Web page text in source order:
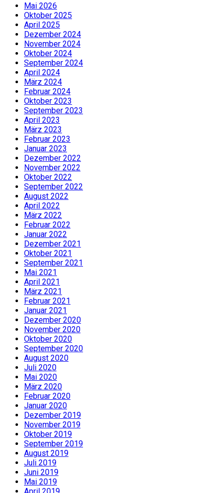
Mai 2026
Oktober 2025
April 2025
Dezember 2024
November 2024
Oktober 2024
September 2024
April 2024
März 2024
Februar 2024
Oktober 2023
September 2023
April 2023
März 2023
Februar 2023
Januar 2023
Dezember 2022
November 2022
Oktober 2022
September 2022
August 2022
April 2022
März 2022
Februar 2022
Januar 2022
Dezember 2021
Oktober 2021
September 2021
Mai 2021
April 2021
März 2021
Februar 2021
Januar 2021
Dezember 2020
November 2020
Oktober 2020
September 2020
August 2020
Juli 2020
Mai 2020
März 2020
Februar 2020
Januar 2020
Dezember 2019
November 2019
Oktober 2019
September 2019
August 2019
Juli 2019
Juni 2019
Mai 2019